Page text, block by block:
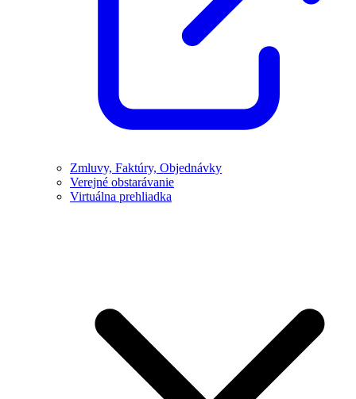
Zmluvy, Faktúry, Objednávky
Verejné obstarávanie
Virtuálna prehliadka